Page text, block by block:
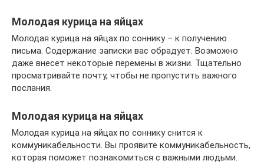
Молодая курица на яйцах
Молодая курица на яйцах по соннику – к получению
письма. Содержание записки вас обрадует. Возможно
даже внесет некоторые перемены в жизни. Тщательно
просматривайте почту, чтобы не пропустить важного
послания.
Молодая курица на яйцах
Молодая курица на яйцах по соннику снится к
коммуникабельности. Вы проявите коммуникабельность,
которая поможет познакомиться с важными людьми.